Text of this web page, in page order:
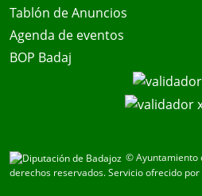
Tablón de Anuncios
Agenda de eventos
BOP Badaj
© Ayuntamiento
derechos reservados.Servicio ofrecido